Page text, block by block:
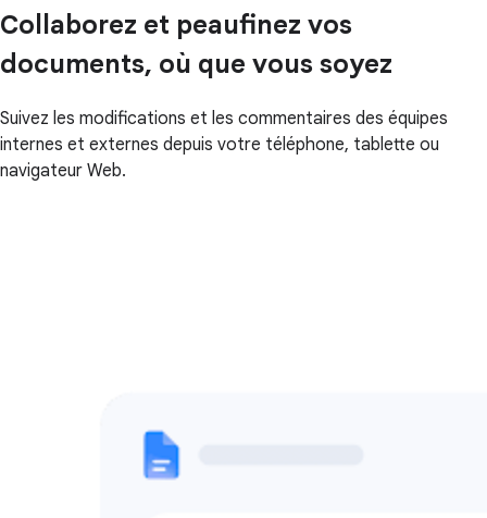
Collaborez et peaufinez vos
documents, où que vous soyez
Suivez les modifications et les commentaires des équipes
internes et externes depuis votre téléphone, tablette ou
navigateur Web.